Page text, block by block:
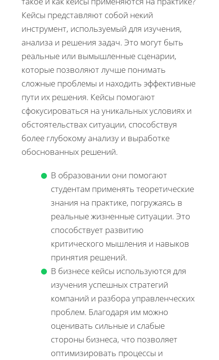
Кейсы представляют собой некий
инструмент, используемый для изучения,
анализа и решения задач. Это могут быть
реальные или вымышленные сценарии,
которые позволяют лучше понимать
сложные проблемы и находить эффективные
пути их решения. Кейсы помогают
сфокусироваться на уникальных условиях и
обстоятельствах ситуации, способствуя
более глубокому анализу и выработке
обоснованных решений.
В образовании они помогают
студентам применять теоретические
знания на практике, погружаясь в
реальные жизненные ситуации. Это
способствует развитию
критического мышления и навыков
принятия решений.
В бизнесе кейсы используются для
изучения успешных стратегий
компаний и разбора управленческих
проблем. Благодаря им можно
оценивать сильные и слабые
стороны бизнеса, что позволяет
оптимизировать процессы и